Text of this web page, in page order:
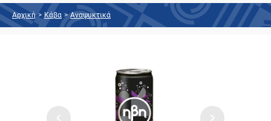
Αρχική > Κάβα > Αναψυκτικά